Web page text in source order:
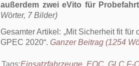
außerdem zwei eVito für
Wörter, 7 Bilder)
Gesamter Artikel:
Mit Sicherheit fit für
GPEC 2020 . Ganzer Beitrag (1254
Tags:Einsatzfahrzeuge, EQC, GLC F-